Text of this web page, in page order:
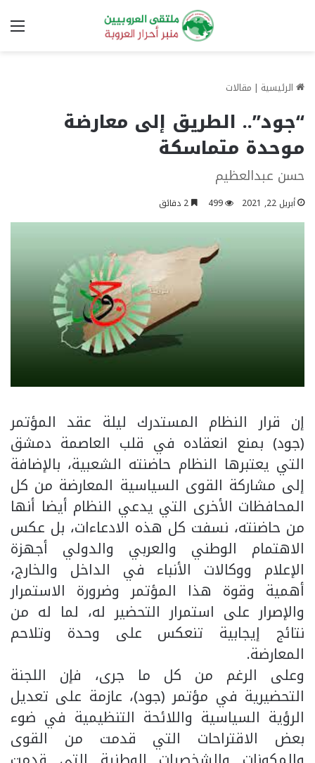
الرئيسية | مقالات
“جود”.. الطريق إلى معارضة
موحدة متماسكة
حسن عبدالعظيم
أبريل 22, 2021 499
إن قرار النظام المستدرك ليلة عقد المؤتمر
(جود) بمنع انعقاده في قلب العاصمة دمشق
التي يعتبرها النظام حاضنته الشعبية، بالإضافة
إلى مشاركة القوى السياسية المعارضة من كل
المحافظات الأخرى التي يدعي النظام أيضا أنها
من حاضنته، نسفت كل هذه الادعاءات، بل عكس
الاهتمام الوطني والعربي والدولي أجهزة
الإعلام ووكالات الأنباء في الداخل والخارج،
أهمية وقوة هذا المؤتمر وضرورة الاستمرار
والإصرار على استمرار التحضير له، لما له من
نتائج إيجابية تنعكس على وحدة وتلاحم
المعارضة.
وعلى الرغم من كل ما جرى، فإن اللجنة
التحضيرية في مؤتمر (جود)، عازمة على تعديل
الرؤية السياسية واللائحة التنظيمية في ضوء
بعض الاقتراحات التي قدمت من القوى